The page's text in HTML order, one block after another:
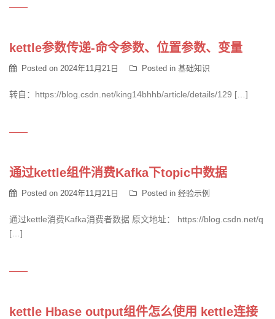
kettle参数传递-命令参数、位置参数、变量
Posted on 2024年11月21日 Posted in 基础知识
转自：https://blog.csdn.net/king14bhhb/article/details/129 […]
通过kettle组件消费Kafka下topic中数据
Posted on 2024年11月21日 Posted in 经验示例
通过kettle消费Kafka消费者数据 原文地址： https://blog.csdn.net/q
[…]
kettle Hbase output组件怎么使用 kettle连接